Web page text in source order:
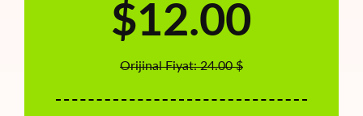
$12.00
Orijinal Fiyat: 24.00 $